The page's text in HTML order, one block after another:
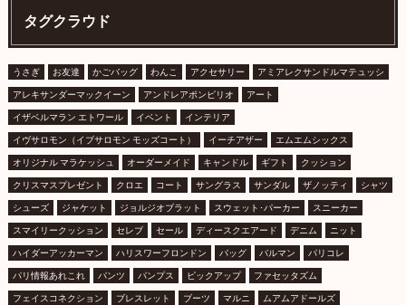
タグクラウド
うさぎ お友達 かごバッグ わんこ アクセサリー アミアレクサンドルマテュッシ
アレキサンダーマックイーン アンドレアポンピリオ アート
イザベルマラン エトワール イベント インテリア
イヴサロモン（イブサロモン モッズコート） イーチアザー エムエムシックス
オリジナル マラケッシュ オーダーメイド キャンドル ギフト クッション
クリスマスプレゼント クロエ コート サングラス サンダル ザノッティ シャツ
シューズ ジャケット ジョルジオブラット スウェット･パーカー スニーカー
スマイリークッション セレブ セール ディースクエアード デニム ニット
ハイダーアッカーマン ハリスワーフロンドン バッグ バルマン パリコレ
パリ情報あれこれ パンツ パンプス ピックアップ ファセッタズム
フェイスコネクション ブレスレット ブーツ マルニ ムアムアドールズ